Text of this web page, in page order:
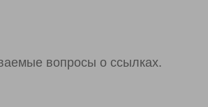
вопросы о ссылках.